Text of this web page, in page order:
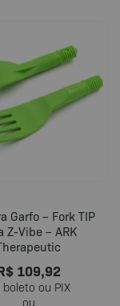
Garfo – Fork TIP
Z-Vibe – ARK
109,92